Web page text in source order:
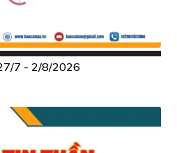
7 - 2/8/2026